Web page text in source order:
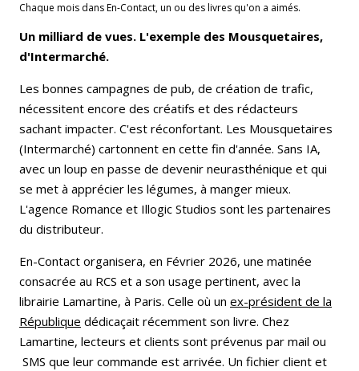
Chaque mois dans En-Contact, un ou des livres qu'on a aimés.
Un milliard de vues. L'exemple des Mousquetaires,
d'Intermarché.
Les bonnes campagnes de pub, de création de trafic,
nécessitent encore des créatifs et des rédacteurs
sachant impacter. C'est réconfortant. Les Mousquetaires
(Intermarché) cartonnent en cette fin d'année. Sans IA,
avec un loup en passe de devenir neurasthénique et qui
se met à apprécier les légumes, à manger mieux.
L'agence Romance et Illogic Studios sont les partenaires
du distributeur.
En-Contact organisera, en Février 2026, une matinée
consacrée au RCS et a son usage pertinent, avec la
librairie Lamartine, à Paris. Celle où un ex-président de la
République dédicaçait récemment son livre. Chez
Lamartine, lecteurs et clients sont prévenus par mail ou
SMS que leur commande est arrivée. Un fichier client et